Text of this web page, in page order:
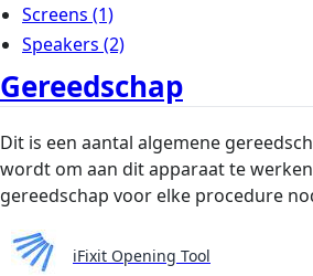
Screens (1)
Speakers (2)
Gereedschap
Dit is een aantal algemene
wordt om aan dit apparaat te
gereedschap voor elke procedure
iFixit Opening Tool